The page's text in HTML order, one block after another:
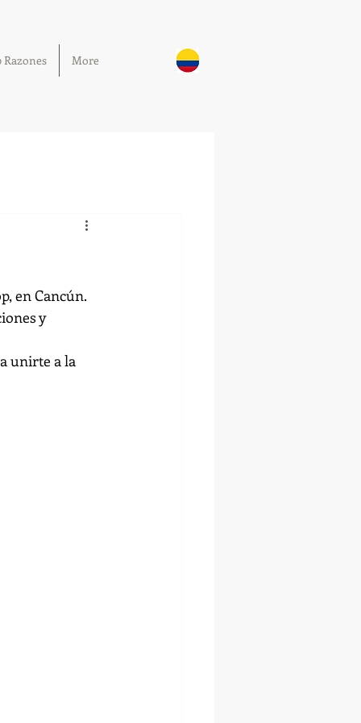
Razones More
, en Cancún.
y
unirte a la